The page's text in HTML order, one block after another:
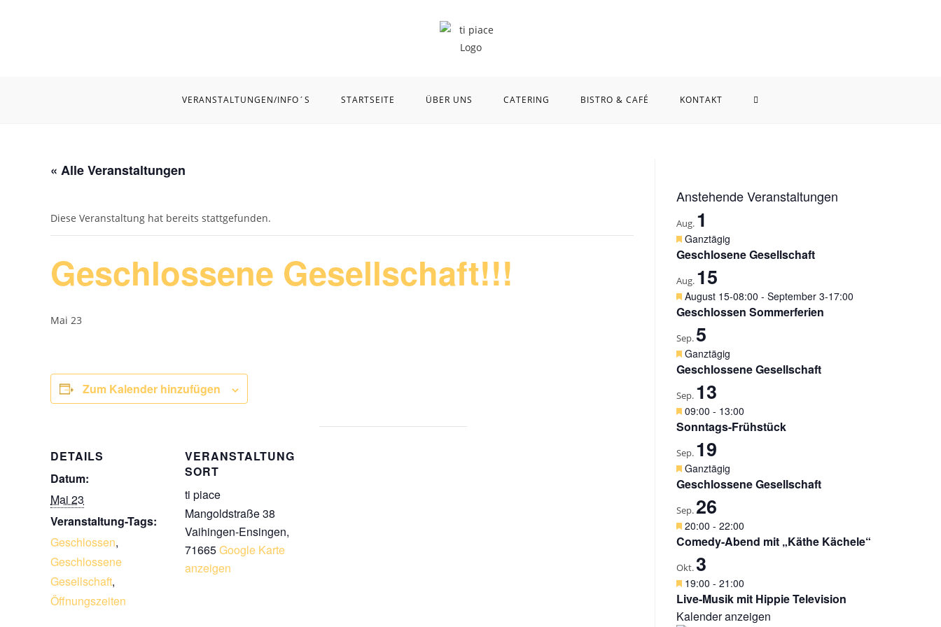
VERANSTALTUNGEN/INFO´S STARTSEITE ÜBER UNS CATERING BISTRO & CAFÉ KONTAKT WEBSITE-
UMSCHALTEN
« Alle Veranstaltungen
Diese Veranstaltung hat bereits stattgefunden.
Geschlossene Gesellschaft!!!
Mai 23
Zum Kalender hinzufügen
DETAILS
Datum:
Mai 23
Veranstaltung-Tags:
Geschlossen,
Geschlossene
Gesellschaft,
Öffnungszeiten
VERANSTALTUNG
SORT
ti piace
Mangoldstraße 38
Vaihingen-Ensingen,
71665Google Karte
anzeigen
Anstehende Veranstaltungen
Aug. 1
H
e
v
o
r
g
h
o
b
n
Ganztägig
Geschlosene Gesellschaft
Aug. 15
H
e
v
o
r
g
h
o
b
n
August 15-08:00 - September 3-17:00
Geschlossen Sommerferien
Sep.5
H
e
v
o
r
g
h
o
b
n
Ganztägig
Geschlossene Gesellschaft
Sep. 13
H
e
v
o
r
g
h
o
b
n
09:00 - 13:00
Sonntags-Frühstück
Sep. 19
H
e
v
o
r
g
e
h
o
b
e
Ganztägig
Geschlossene Gesellschaft
Sep.26
H
e
v
o
r
g
e
20:00 - 22:00
Comedy-Abend mit „Käthe Kächele“
Okt. 3
H
e
v
19:00 - 21:00
Live-Musik mit Hippie Television
Kalender anzeigen